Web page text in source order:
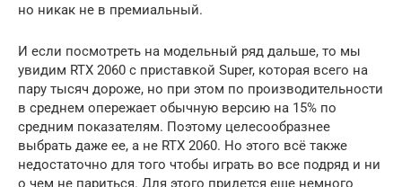
но никак не в премиальный.
И если посмотреть на модельный ряд дальше, то мы
увидим RTX 2060 с приставкой Super, которая всего на
пару тысяч дороже, но при этом по производительности
в среднем опережает обычную версию на 15% по
средним показателям. Поэтому целесообразнее
выбрать даже ее, а не RTX 2060. Но этого всё также
недостаточно для того чтобы играть во все подряд и ни
о чем не париться. Для этого придется еще немного